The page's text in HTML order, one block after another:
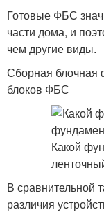
Готовые ФБС
части дома, и
чем другие виды.
Сборная блочная
блоков ФБС
В сравнительной
различия